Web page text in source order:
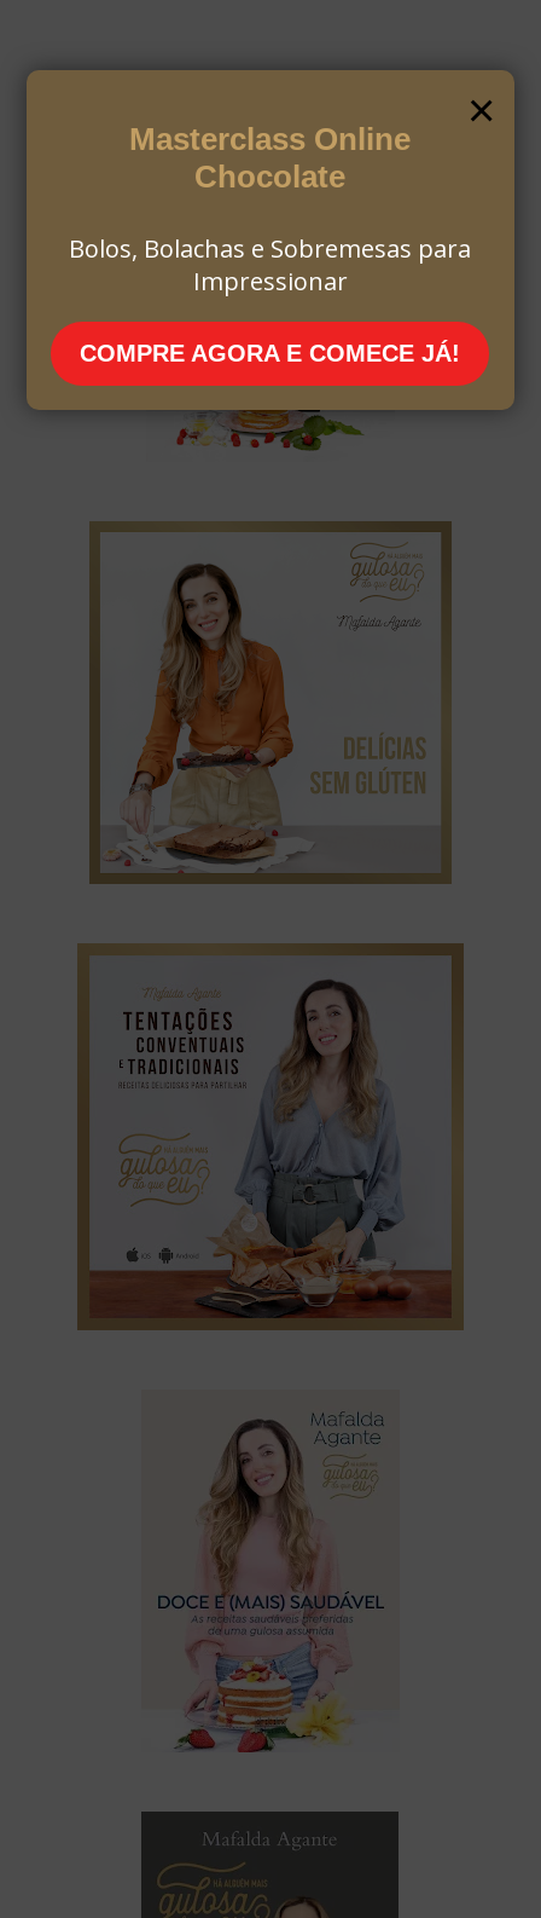
×
Masterclass Online
Chocolate
Bolos, Bolachas e Sobremesas para
Impressionar
COMPRE AGORA E COMECE JÁ!